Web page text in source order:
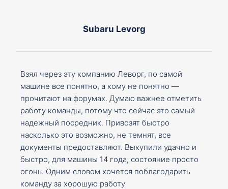
Subaru Levorg
Взял через эту компанию Леворг, по самой
машине все понятно, а кому не понятно —
прочитают на форумах. Думаю важнее отметить
работу команды, потому что сейчас это самый
надежный посредник. Привозят быстро
насколько это возможно, не темнят, все
документы предоставляют. Выкупили удачно и
быстро, для машины 14 года, состояние просто
огонь. Одним словом хочется поблагодарить
команду за хорошую работу